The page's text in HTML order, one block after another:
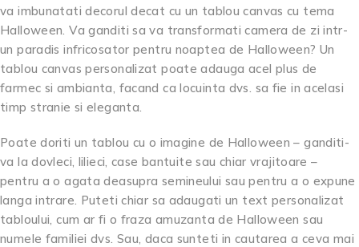
va imbunatati decorul decat cu un tablou canvas cu tema
Halloween. Va ganditi sa va transformati camera de zi intr-
un paradis infricosator pentru noaptea de Halloween? Un
tablou canvas personalizat poate adauga acel plus de
farmec si ambianta, facand ca locuinta dvs. sa fie in acelasi
timp stranie si eleganta.
Poate doriti un tablou cu o imagine de Halloween – ganditi-
va la dovleci, lilieci, case bantuite sau chiar vrajitoare –
pentru a o agata deasupra semineului sau pentru a o expune
langa intrare. Puteti chiar sa adaugati un text personalizat
tabloului, cum ar fi o fraza amuzanta de Halloween sau
numele familiei dvs. Sau, daca sunteti in cautarea a ceva mai